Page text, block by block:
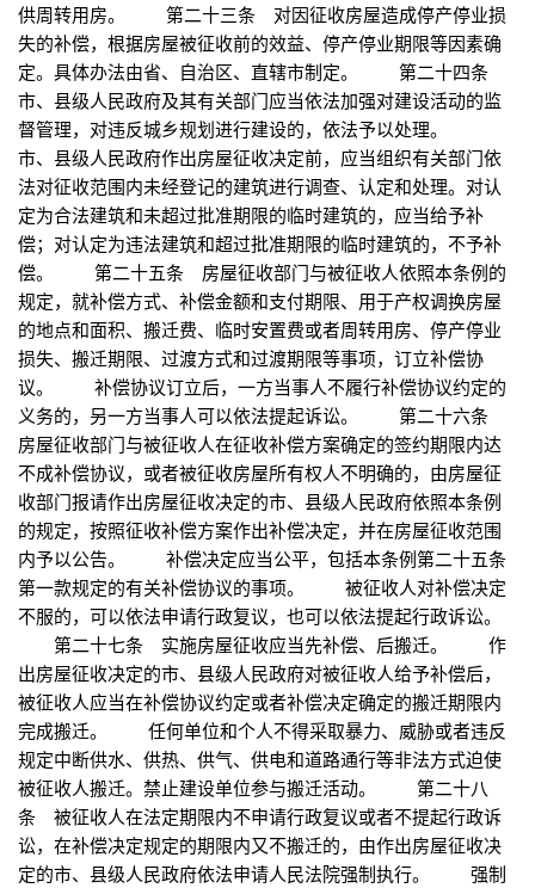
供周转用房。 第二十三条 对因征收房屋造成停产停业损
失的补偿，根据房屋被征收前的效益、停产停业期限等因素确
定。具体办法由省、自治区、直辖市制定。 第二十四条
市、县级人民政府及其有关部门应当依法加强对建设活动的监
督管理，对违反城乡规划进行建设的，依法予以处理。
市、县级人民政府作出房屋征收决定前，应当组织有关部门依
法对征收范围内未经登记的建筑进行调查、认定和处理。对认
定为合法建筑和未超过批准期限的临时建筑的，应当给予补
偿；对认定为违法建筑和超过批准期限的临时建筑的，不予补
偿。 第二十五条 房屋征收部门与被征收人依照本条例的
规定，就补偿方式、补偿金额和支付期限、用于产权调换房屋
的地点和面积、搬迁费、临时安置费或者周转用房、停产停业
损失、搬迁期限、过渡方式和过渡期限等事项，订立补偿协
议。 补偿协议订立后，一方当事人不履行补偿协议约定的
义务的，另一方当事人可以依法提起诉讼。 第二十六条
房屋征收部门与被征收人在征收补偿方案确定的签约期限内达
不成补偿协议，或者被征收房屋所有权人不明确的，由房屋征
收部门报请作出房屋征收决定的市、县级人民政府依照本条例
的规定，按照征收补偿方案作出补偿决定，并在房屋征收范围
内予以公告。 补偿决定应当公平，包括本条例第二十五条
第一款规定的有关补偿协议的事项。 被征收人对补偿决定
不服的，可以依法申请行政复议，也可以依法提起行政诉讼。
第二十七条 实施房屋征收应当先补偿、后搬迁。 作
出房屋征收决定的市、县级人民政府对被征收人给予补偿后，
被征收人应当在补偿协议约定或者补偿决定确定的搬迁期限内
完成搬迁。 任何单位和个人不得采取暴力、威胁或者违反
规定中断供水、供热、供气、供电和道路通行等非法方式迫使
被征收人搬迁。禁止建设单位参与搬迁活动。 第二十八
条 被征收人在法定期限内不申请行政复议或者不提起行政诉
讼，在补偿决定规定的期限内又不搬迁的，由作出房屋征收决
定的市、县级人民政府依法申请人民法院强制执行。 强制